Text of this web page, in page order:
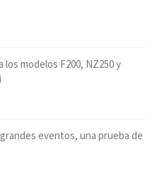
los modelos F200, NZ250 y
eventos, una prueba de